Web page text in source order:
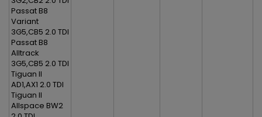
Passat B8
Variant
3G5,CB5 2.0 TDI
Passat B8
Alltrack
3G5,CB5 2.0 TDI
Tiguan II
AD1,AX1 2.0 TDI
Tiguan II
Allspace BW2